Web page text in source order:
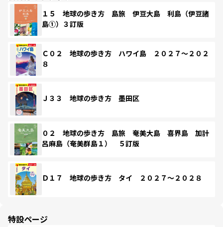
１５ 地球の歩き方 島旅 伊豆大島 利島（伊豆諸
島①）３訂版
Ｃ０２ 地球の歩き方 ハワイ島 ２０２７～２０２
８
Ｊ３３ 地球の歩き方 墨田区
０２ 地球の歩き方 島旅 奄美大島 喜界島 加計
呂麻島（奄美群島１） ５訂版
Ｄ１７ 地球の歩き方 タイ ２０２７～２０２８
特設ページ